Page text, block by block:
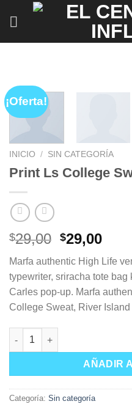
¡Oferta!
INICIO / SIN CATEGORÍA
Print Ls College
$29,00 El
original
era:
$29,00.
$29,00El
es:
Marfa authentic High Life
typewriter, sriracha tote
Carles pop-up. Marfa
College Sweat, River Island
Print Ls College Sweat
AÑADIR
Categoría: Sin categoría